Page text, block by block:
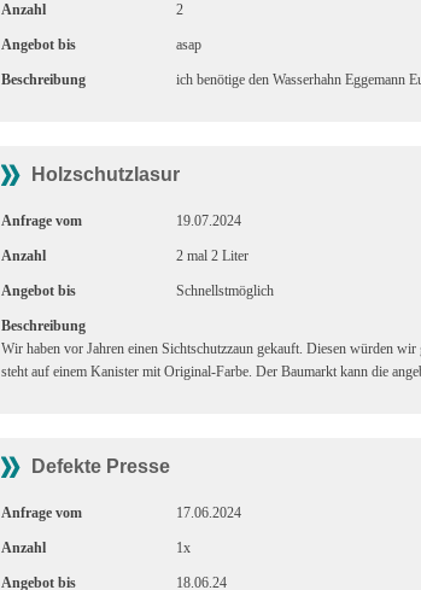
Anzahl 2
Angebot bis asap
Beschreibung ich benötige den Wasserhahn Eggemann
Holzschutzlasur
Anfrage vom 19.07.2024
Anzahl 2 mal 2 Liter
Angebot bis Schnellstmöglich
Beschreibung
Wir haben vor Jahren einen Sichtschutzzaun gekauft. Diesen würden
steht auf einem Kanister mit Original-Farbe. Der Baumarkt kann die
Defekte Presse
Anfrage vom 17.06.2024
Anzahl 1x
Angebot bis 18.06.24